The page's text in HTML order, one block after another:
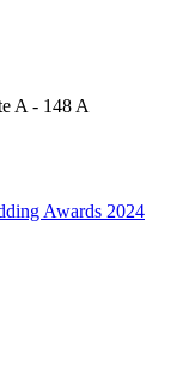
A - 148 A